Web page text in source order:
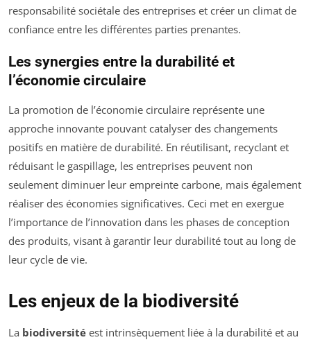
responsabilité sociétale des entreprises et créer un climat de
confiance entre les différentes parties prenantes.
Les synergies entre la durabilité et
l’économie circulaire
La promotion de l’économie circulaire représente une
approche innovante pouvant catalyser des changements
positifs en matière de durabilité. En réutilisant, recyclant et
réduisant le gaspillage, les entreprises peuvent non
seulement diminuer leur empreinte carbone, mais également
réaliser des économies significatives. Ceci met en exergue
l’importance de l’innovation dans les phases de conception
des produits, visant à garantir leur durabilité tout au long de
leur cycle de vie.
Les enjeux de la biodiversité
La biodiversité est intrinsèquement liée à la durabilité et au